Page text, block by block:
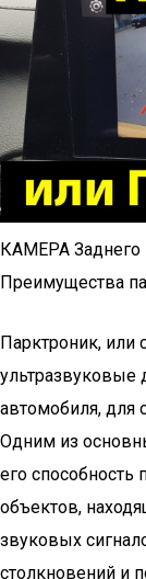
КАМЕРА
Преимущества
Парктроник, или
ультразвуковые
автомобиля, для
Одним из
его способность
объектов,
звуковых
столкновений и